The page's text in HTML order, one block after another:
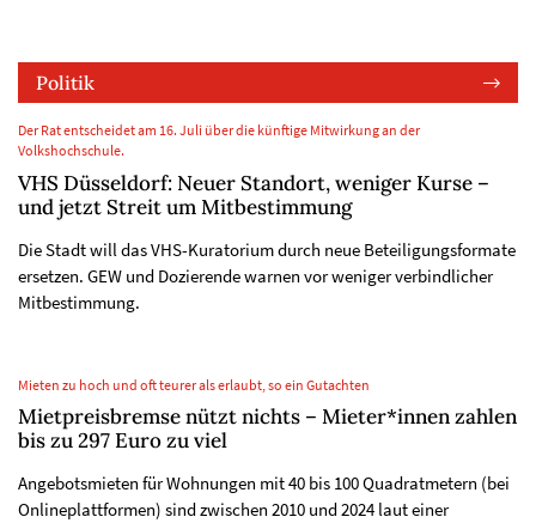
Politik
Der Rat entscheidet am 16. Juli über die künftige Mitwirkung an der
Volkshochschule.
VHS Düsseldorf: Neuer Standort, weniger Kurse –
und jetzt Streit um Mitbestimmung
Die Stadt will das VHS-Kuratorium durch neue Beteiligungsformate
ersetzen. GEW und Dozierende warnen vor weniger verbindlicher
Mitbestimmung.
Mieten zu hoch und oft teurer als erlaubt, so ein Gutachten
Mietpreisbremse nützt nichts – Mieter*innen zahlen
bis zu 297 Euro zu viel
Angebotsmieten für Wohnungen mit 40 bis 100 Quadratmetern (bei
Onlineplattformen) sind zwischen 2010 und 2024 laut einer